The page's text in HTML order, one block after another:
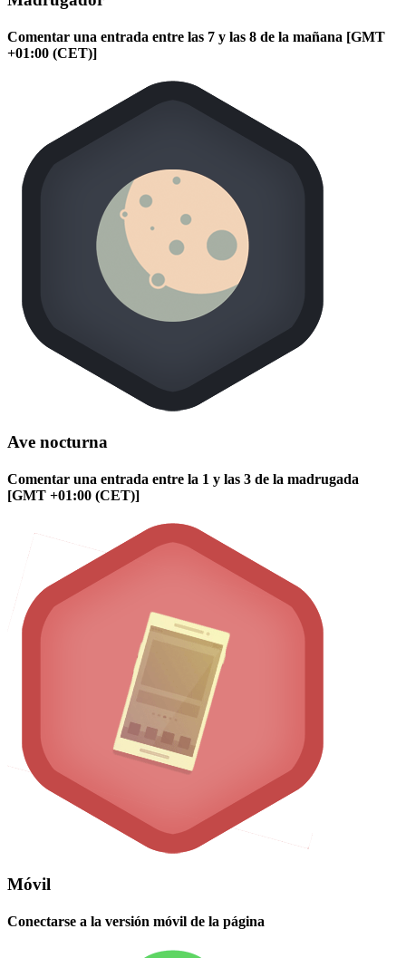
Comentar una entrada entre las 7 y las 8 de la mañana [GMT
+01:00 (CET)]
Ave nocturna
Comentar una entrada entre la 1 y las 3 de la madrugada
[GMT +01:00 (CET)]
Móvil
Conectarse a la versión móvil de la página